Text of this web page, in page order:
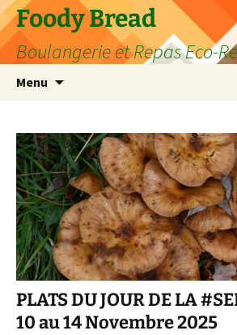
Aller
au
contenu
Foody Bread
Boulangerie et Repas Eco-
Menu
PLATS DU JOUR DE LA
10 au 14 Novembre 2025